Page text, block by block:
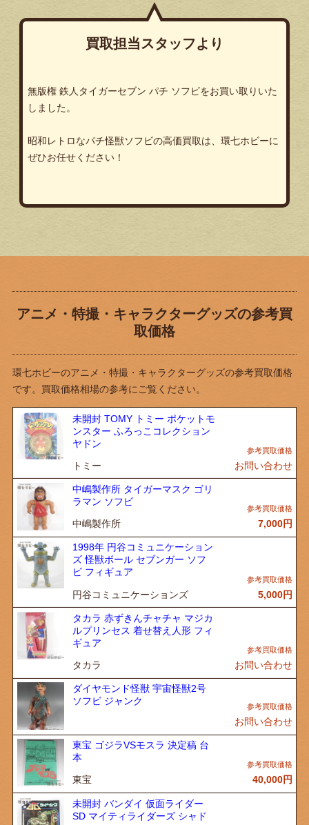
買取担当スタッフより
無版権 鉄人タイガーセブン パチ ソフビをお買い取りいた
しました。
昭和レトロなパチ怪獣ソフビの高価買取は、環七ホビーに
ぜひお任せください！
アニメ・特撮・キャラクターグッズの参考買
取価格
環七ホビーのアニメ・特撮・キャラクターグッズの参考買取価格
です。買取価格相場の参考にご覧ください。
未開封 TOMY トミー ポケットモ
ンスター ふろっこコレクション
ヤドン
トミー お問い合わせ
中嶋製作所 タイガーマスク ゴリ
ラマン ソフビ
中嶋製作所 7,000円
1998年 円谷コミュニケーション
ズ 怪獣ボール セブンガー ソフ
ビ フィギュア
円谷コミュニケーションズ 5,000円
タカラ 赤ずきんチャチャ マジカ
ルプリンセス 着せ替え人形 フィ
ギュア
タカラ お問い合わせ
ダイヤモンド怪獣 宇宙怪獣2号
ソフビ ジャンク
お問い合わせ
東宝 ゴジラVSモスラ 決定稿 台
本
東宝 40,000円
未開封 バンダイ 仮面ライダー
SD マイティライダーズ シャド